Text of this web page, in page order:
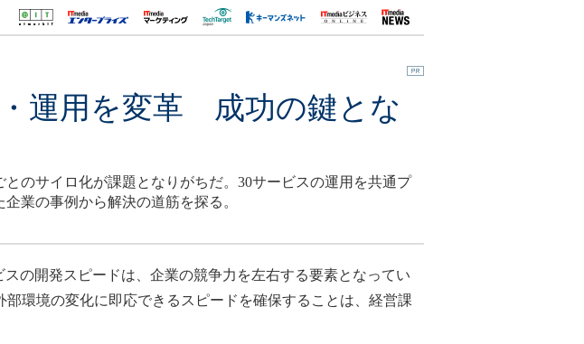
運用を変革 成功の鍵とな
のサイロ化が課題となりがちだ。30サービスの運用を共通プ
業の事例から解決の道筋を探る。
の開発スピードは、企業の競争力を左右する要素となってい
環境の変化に即応できるスピードを確保することは、経営課